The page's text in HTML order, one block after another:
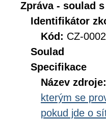
Zpráva - soulad s
Identifikátor
Kód: CZ-
Soulad
Specifikace
Název zdroje:
kterým se
pokud jde o